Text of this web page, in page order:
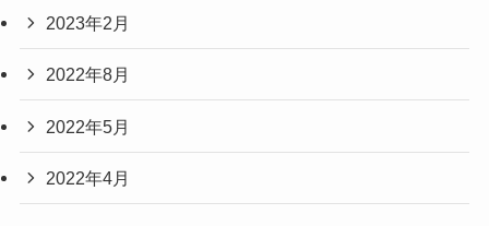
2023年2月
2022年8月
2022年5月
2022年4月